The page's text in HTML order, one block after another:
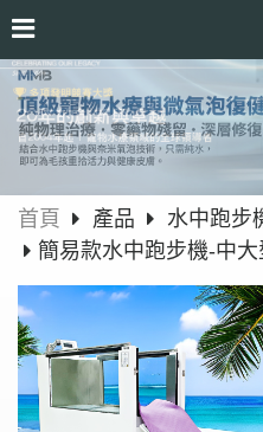
首頁 產品 水中跑步
簡易款水中跑步機-中